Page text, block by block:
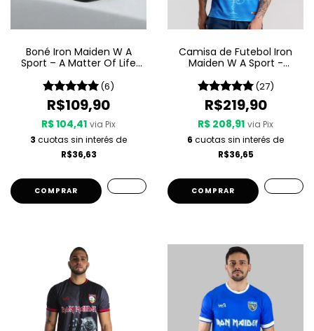
Boné Iron Maiden W A
Sport – A Matter Of Life
(6)
R$109,90
R$ 104,41 via Pix
3 cuotas sin interés de
R$36,63
Camisa de Futebol Iron
Maiden W A Sport -
Son
(27)
R$219,90
R$ 208,91 via Pix
6 cuotas sin interés de
R$36,65
COMPRAR